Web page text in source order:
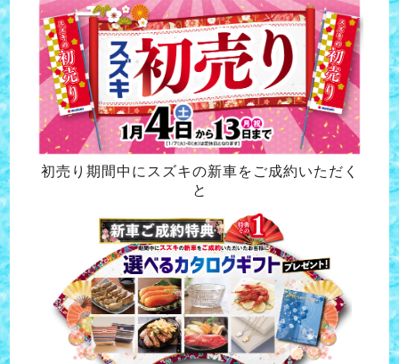
初売り期間中にスズキの新車をご成約いただく
と